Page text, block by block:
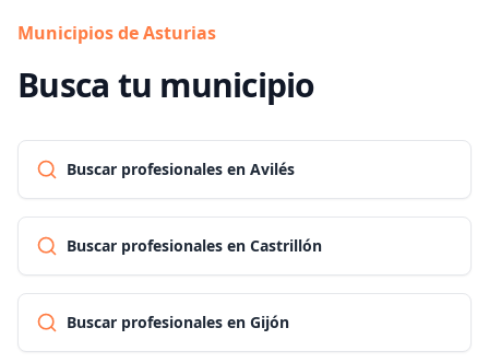
Municipios de Asturias
Busca tu municipio
Buscar profesionales en Avilés
Buscar profesionales en Castrillón
Buscar profesionales en Gijón